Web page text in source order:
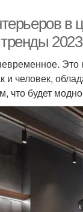
в
2023
и человек,
что будет